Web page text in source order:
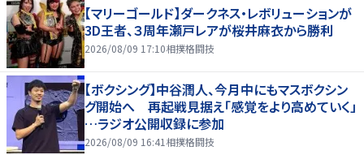
【マリーゴールド】ダークネス・レボリューションが
3D王者、３周年瀬戸レアが桜井麻衣から勝利
2026/08/09 17:10相撲格闘技
【ボクシング】中谷潤人、今月中にもマスボクシン
グ開始へ 再起戦見据え「感覚をより高めていく」
…ラジオ公開収録に参加
2026/08/09 16:41 相撲格闘技